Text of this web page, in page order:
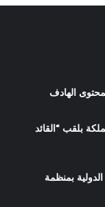
الهادف
بلقب “القائد
بمنظمة